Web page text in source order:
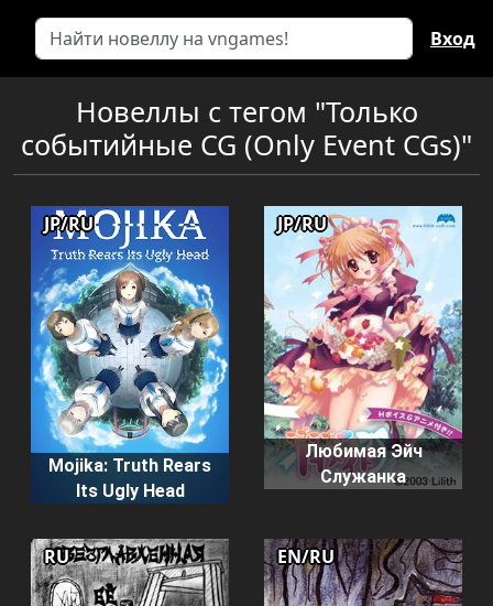
Вход
Новеллы с тегом "Только
событийные CG (Only Event CGs)"
Mojika: Truth Rears
Its Ugly Head
JP/RU
Любимая Эйч
Служанка
JP/RU
RU EN/RU